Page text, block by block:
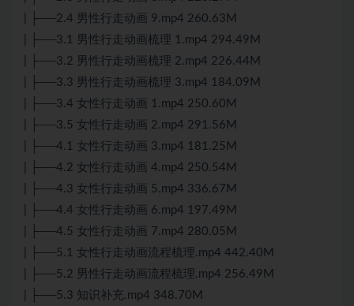
| ├──2.4 男性行走动画 9.mp4 260.63M
| ├──3.1 男性行走动画梳理 1.mp4 294.49M
| ├──3.2 男性行走动画梳理 2.mp4 226.44M
| ├──3.3 男性行走动画梳理 3.mp4 184.09M
| ├──3.4 女性行走动画 1.mp4 250.60M
| ├──3.5 女性行走动画 2.mp4 291.56M
| ├──4.1 女性行走动画 3.mp4 181.25M
| ├──4.2 女性行走动画 4.mp4 250.54M
| ├──4.3 女性行走动画 5.mp4 336.67M
| ├──4.4 女性行走动画 6.mp4 197.49M
| ├──4.5 女性行走动画 7.mp4 280.05M
| ├──5.1 女性行走动画流程梳理.mp4 442.40M
| ├──5.2 男性行走动画流程梳理.mp4 256.49M
| ├──5.3 知识补充.mp4 348.70M